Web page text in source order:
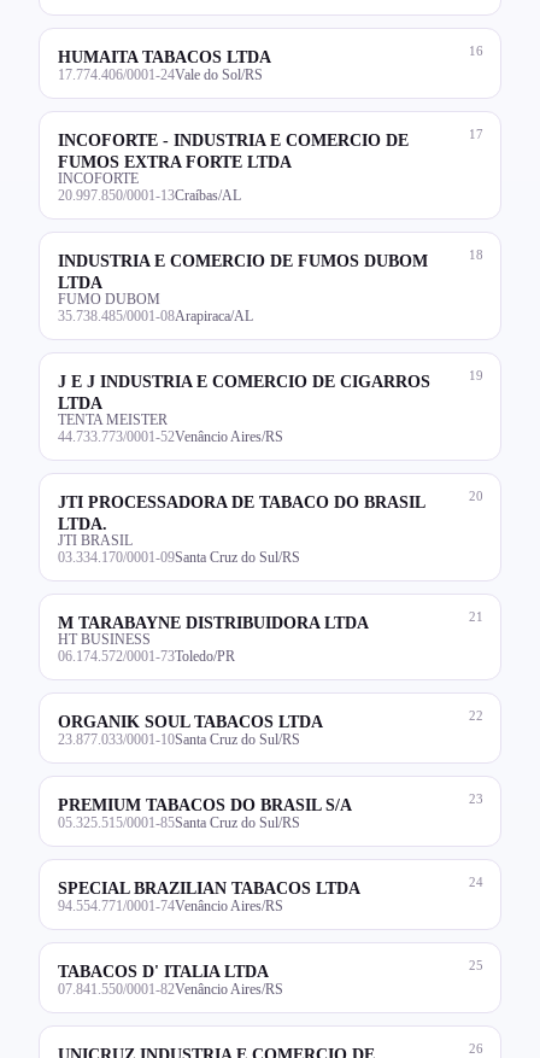
16
HUMAITA TABACOS LTDA
17.774.406/0001-24Vale do Sol/RS
17
INCOFORTE - INDUSTRIA E COMERCIO DE
FUMOS EXTRA FORTE LTDA
INCOFORTE
20.997.850/0001-13Craíbas/AL
18
INDUSTRIA E COMERCIO DE FUMOS DUBOM
LTDA
FUMO DUBOM
35.738.485/0001-08Arapiraca/AL
19
J E J INDUSTRIA E COMERCIO DE CIGARROS
LTDA
TENTA MEISTER
44.733.773/0001-52Venâncio Aires/RS
20
JTI PROCESSADORA DE TABACO DO BRASIL
LTDA.
JTI BRASIL
03.334.170/0001-09Santa Cruz do Sul/RS
21
M TARABAYNE DISTRIBUIDORA LTDA
HT BUSINESS
06.174.572/0001-73Toledo/PR
22
ORGANIK SOUL TABACOS LTDA
23.877.033/0001-10Santa Cruz do Sul/RS
23
PREMIUM TABACOS DO BRASIL S/A
05.325.515/0001-85Santa Cruz do Sul/RS
24
SPECIAL BRAZILIAN TABACOS LTDA
94.554.771/0001-74Venâncio Aires/RS
25
TABACOS D' ITALIA LTDA
07.841.550/0001-82Venâncio Aires/RS
26
UNICRUZ INDUSTRIA E COMERCIO DE